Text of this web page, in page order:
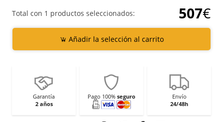
Total con 1 productos seleccionados: 507€
Añadir la selección al carrito
Garantía
2 años
Pago 100% seguro
Envío
24/48h